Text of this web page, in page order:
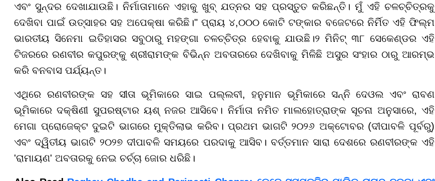
ଏବଂ ସୁନ୍ଦର ଦେଖାଯାଉଛି। ନିର୍ମାତାମାନେ ଏହାକୁ ଖୁବ୍ ଯତ୍ନର ସହ ପ୍ରସ୍ତୁତ କରିଛନ୍ତି। ମୁଁ ଏହି ଚଳଚ୍ଚିତ୍ରକୁ
ଦେଖିବା ପାଇଁ ଉତ୍ସାହର ସହ ଅପେକ୍ଷା କରିଛି।" ପ୍ରାୟ ୪,୦୦୦ କୋଟି ଟଙ୍କାର ବଜେଟରେ ନିର୍ମିତ ଏହି ଫିଲ୍ମ
ଭାରତୀୟ ସିନେମା ଇତିହାସର ସବୁଠାରୁ ମହଙ୍ଗା ଚଳଚ୍ଚିତ୍ର ହେବାକୁ ଯାଉଛି।୨ ମିନିଟ୍ ୩୮ ସେକେଣ୍ଡର ଏହି
ଟିଜରରେ ରଣବୀର କପୁରଙ୍କୁ ଶ୍ରୀରାମଙ୍କ ବିଭିନ୍ନ ଅବତାରରେ ଦେଖିବାକୁ ମିଳିଛି ଅସୁର ସଂହାର ଠାରୁ ଆରମ୍ଭ
କରି ବନବାସ ପର୍ଯ୍ୟନ୍ତ।
ଏଥିରେ ରଣବୀରଙ୍କ ସହ ସୀତା ଭୂମିକାରେ ସାଇ ପଲ୍ଲବୀ, ହନୁମାନ ଭୂମିକାରେ ସନ୍ନି ଦେଓଲ ଏବଂ ରାବଣ
ଭୂମିକାରେ ଦକ୍ଷିଣୀ ସୁପରଷ୍ଟାର ୟଶ୍ ନଜର ଆସିବେ। ନିର୍ମାତା ନମିତ ମାଲହୋତ୍ରାଙ୍କ ସୂଚନା ଅନୁସାରେ, ଏହି
ମେଗା ପ୍ରୋଜେକ୍ଟ ଦୁଇଟି ଭାଗରେ ମୁକ୍ତିଲାଭ କରିବ। ପ୍ରଥମ ଭାଗଟି ୨୦୨୬ ଅକ୍ଟୋବର (ଦୀପାବଳି ପୂର୍ବରୁ)
ଏବଂ ଦ୍ୱିତୀୟ ଭାଗଟି ୨୦୨୭ ଦୀପାବଳି ସମୟରେ ପରଦାକୁ ଆସିବ। ବର୍ତ୍ତମାନ ସାରା ଦେଶରେ ରଣବୀରଙ୍କ ଏହି
'ରାମାୟଣ' ଅବତାରକୁ ନେଇ ଚର୍ଚ୍ଚା ଜୋର ଧରିଛି।